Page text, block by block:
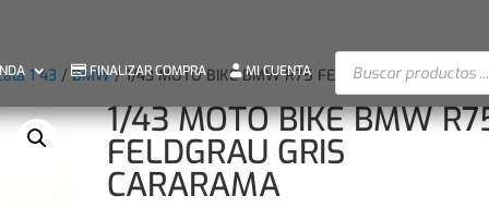
FINALIZAR COMPRA MI CUENTA Búsqueda
de
productos
1 43 /BMW/ 1/43 MOTO BIKE BMW R75 FELDGRAU GRIS
1/43 MOTO BIKE BMW
FELDGRAU GRIS
CARARAMA